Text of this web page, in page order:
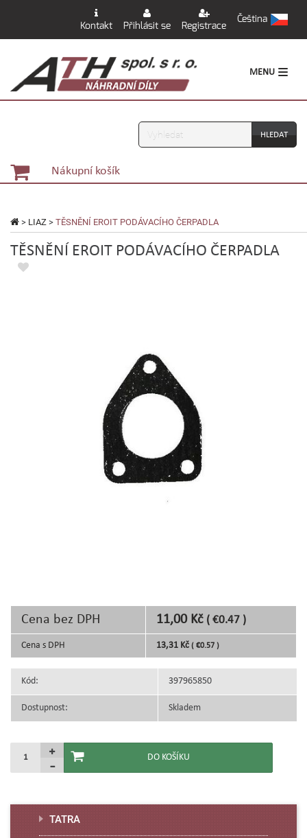
Kontakt Přihlásit se Registrace
Čeština
MENU
Vyhledávání
Nákupní košík
> LIAZ > TĚSNĚNÍ EROIT PODÁVACÍHO ČERPADLA
TĚSNĚNÍ EROIT PODÁVACÍHO ČERPADLA
Cena bez DPH 11,00 Kč ( €0.47 )
Cena s DPH 13,31 Kč ( €0.57 )
Kód: 397965850
Dostupnost: Skladem
TATRA